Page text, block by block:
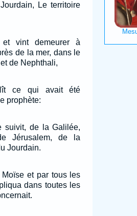
Le territoire
et vint demeurer à
de la mer, dans le
de Nephthali,
ce qui avait été
prophète:
suivit, de la Galilée,
Jérusalem, de la
Jourdain.
Moïse et par tous les
dans toutes les